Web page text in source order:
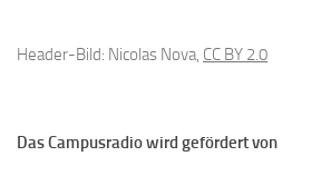
Header-Bild: Nicolas Nova, CC BY 2.0
Das Campusradio wird gefördert von